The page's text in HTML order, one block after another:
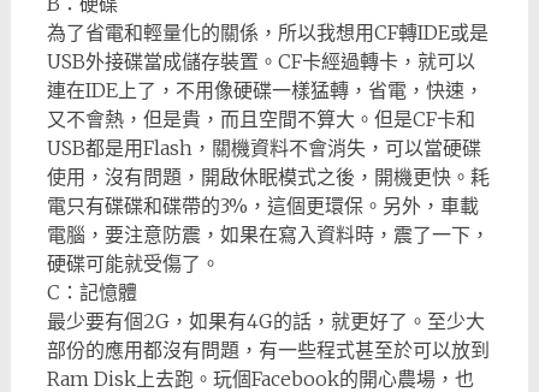
為了省電和輕量化的關係，所以我想用CF轉IDE或是
USB外接碟當成儲存裝置。CF卡經過轉卡，就可以
連在IDE上了，不用像硬碟一樣猛轉，省電，快速，
又不會熱，但是貴，而且空間不算大。但是CF卡和
USB都是用Flash，關機資料不會消失，可以當硬碟
使用，沒有問題，開啟休眠模式之後，開機更快。耗
電只有碟碟和碟帶的3%，這個更環保。另外，車載
電腦，要注意防震，如果在寫入資料時，震了一下，
硬碟可能就受傷了。
C：記憶體
最少要有個2G，如果有4G的話，就更好了。至少大
部份的應用都沒有問題，有一些程式甚至於可以放到
Ram Disk上去跑。玩個Facebook的開心農場，也